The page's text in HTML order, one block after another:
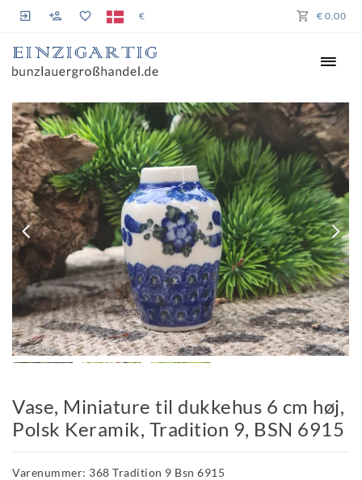
€ € 0.00
Vase, Miniature til dukkehus 6 cm høj,
Polsk Keramik, Tradition 9, BSN 6915
Varenummer: 368 Tradition 9 Bsn 6915